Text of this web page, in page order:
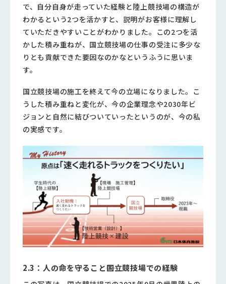
で、自分自身が走っていた経験と陸上競技場の構造が
わかるという2つを活かすと、説明がお客様に理解し
ていただきやすいことがわかりました。この2つを活
かした積み重ねが、国立競技場の仕事の受注に多少な
りとも貢献できた要因なのかなというふうに思いま
す。
国立競技場の施工を終えて今の立場になりました。こ
うした積み重ねと変化が、今の企業理念や2030年ビ
ジョンと自然に結びついていったというのが、今の私
の実感です。
2.3：人の命を守ること――国立競技場での経験